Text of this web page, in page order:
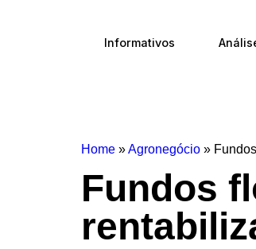
Informativos
Home »Agronegócio »
Fundos